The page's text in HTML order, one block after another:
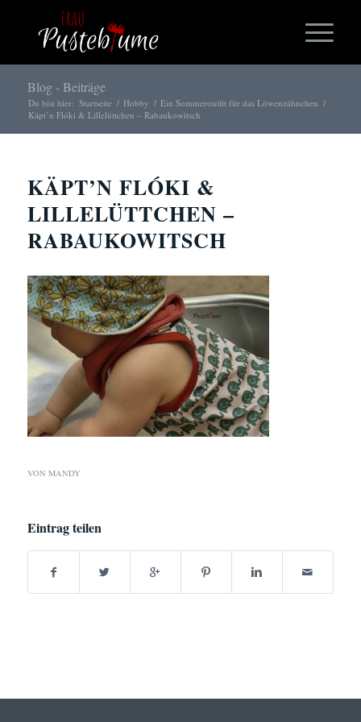
Blog - Beiträge
Du bist hier: Startseite / Hobby / Ein Sommeroutfit für das Löwenzähnchen /
Käpt’n Flóki & Lillelüttchen – Rabaukowitsch
KÄPT’N FLÓKI &
LILLELÜTTCHEN –
RABAUKOWITSCH
VON MANDY
Eintrag teilen